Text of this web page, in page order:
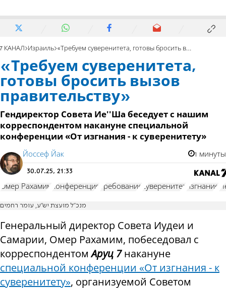
7 КАНАЛ Израиль «Требуем суверенитета, готовы бросить вызов правительству»
«Требуем суверенитета,
готовы бросить вызов
правительству»
Гендиректор Совета Ие''Ша беседует с нашим
корреспондентом накануне специальной
конференции «От изгнания - к суверенитету»
Йоссеф Йак 1 минуты
30.07.25, 21:33
Омер Рахамим конференция требование суверенитет изгнание
מנכ"ל מועצת יש"ע, עומר רחמים
Генеральный директор Совета Иудеи и
Самарии, Омер Рахамим, побеседовал с
корреспондентомАруц 7накануне
специальной конференции «От изгнания - к
суверенитету», организуемой Советом